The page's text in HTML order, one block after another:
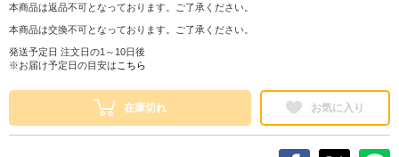
本商品は返品不可となっております。ご了承ください。
本商品は交換不可となっております。ご了承ください。
発送予定日 注文日の1～10日後
※お届け予定日の目安は こちら
在庫切れ お気に入り